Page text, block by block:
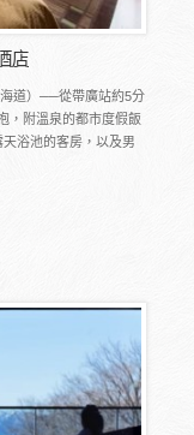
店
道）──從帶廣站約5分
，附溫泉的都市度假飯
浴池的客房，以及男